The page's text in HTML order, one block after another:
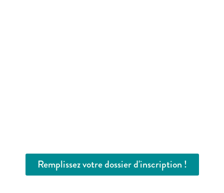
Remplissez votre dossier d'inscription !